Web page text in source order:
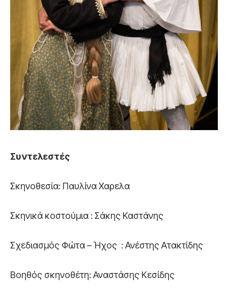
Συντελεστές
Σκηνοθεσία: Παυλίνα Χαρελα
Σκηνικά κοστούμια : Σάκης Καστάνης
Σχεδιασμός Φώτα – Ήχος : Ανέστης Ατακτίδης
Βοηθός σκηνοθέτη: Αναστάσης Κεσίδης